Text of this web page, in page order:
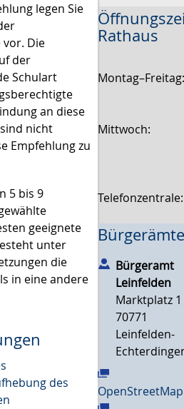
legen Sie
Die
der
Schulart
an diese
nicht
Empfehlung zu
5 bis 9
geeignete
unter
die
in eine andere
des
Rathaus
Mittwoch:
Bürgeramt
Leinfelden
Marktplatz 1
70771
Leinfelden-
OpenStreetMap